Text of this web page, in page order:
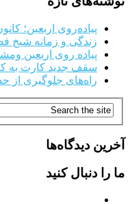
پیاده‌روی اربعین؛
زندگی و زمانه شیخ
پیاده روی اربعین
سقف جدید کارت به
راه‌های جلوگیری از
آخرین دیدگاه‌ها
ما را دنبال کنید